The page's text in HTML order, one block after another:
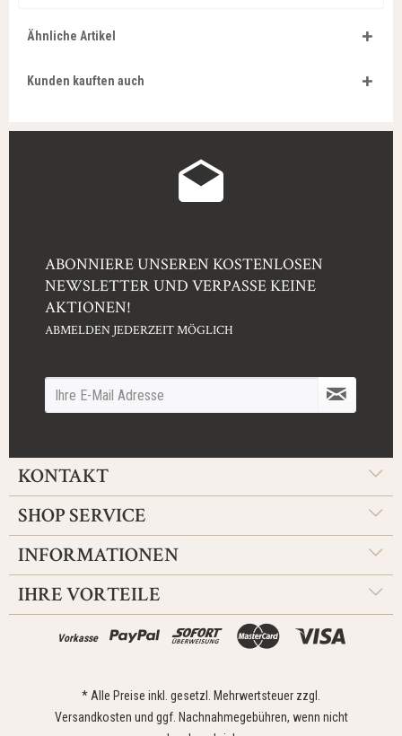
Ähnliche Artikel
Kunden kauften auch
ABONNIERE UNSEREN KOSTENLOSEN
NEWSLETTER UND VERPASSE KEINE
AKTIONEN!
ABMELDEN JEDERZEIT MÖGLICH
KONTAKT
SHOP SERVICE
INFORMATIONEN
IHRE VORTEILE
Vorkasse
* Alle Preise inkl. gesetzl. Mehrwertsteuer zzgl.
Versandkosten und ggf. Nachnahmegebühren, wenn nicht